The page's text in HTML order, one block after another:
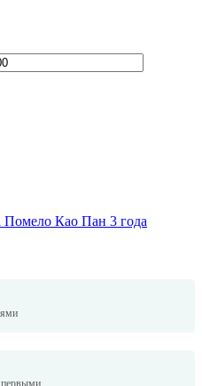
Помело Као Пан 3 года